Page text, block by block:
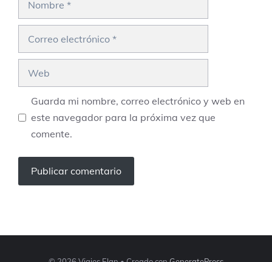
Guarda mi nombre, correo electrónico y web en
este navegador para la próxima vez que
comente.